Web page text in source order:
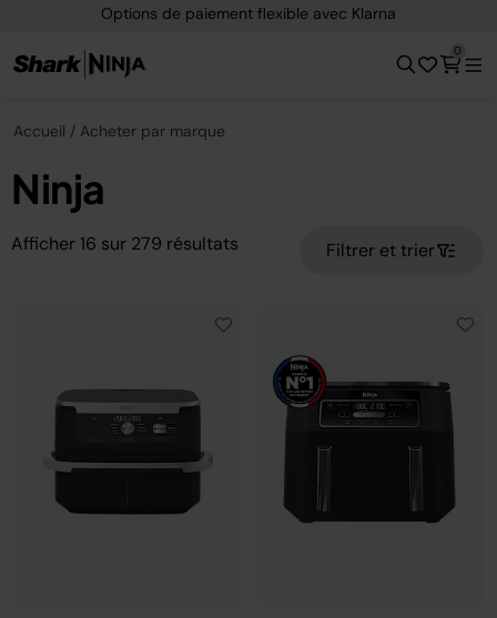
Options de paiement flexible avec Klarna
0
Accueil Acheter par marque
Ninja
Afficher 16 sur 279 résultats Filtrer et trier